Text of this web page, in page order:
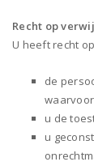
Recht op
U heeft recht
de
u de
u